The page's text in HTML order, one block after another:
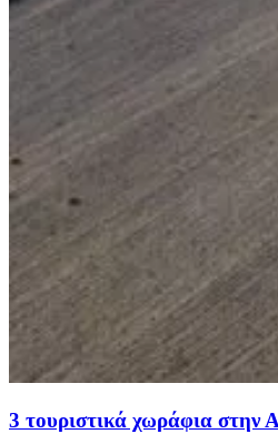
3 τουριστικά χωράφια στην